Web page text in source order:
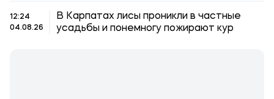
12:24
04.08.26
В Карпатах лисы проникли в частные
усадьбы и понемногу пожирают кур